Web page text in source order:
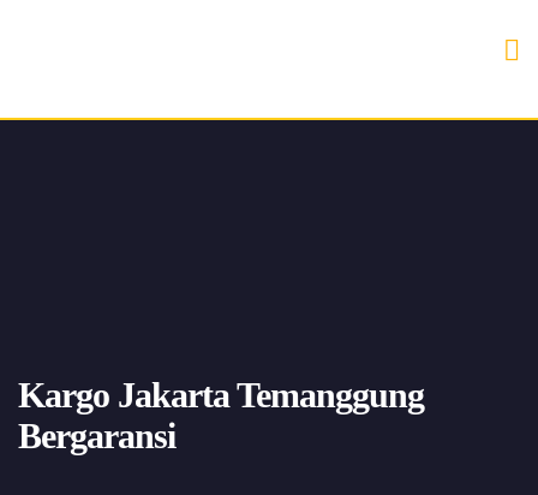
Kargo Jakarta Temanggung
Bergaransi